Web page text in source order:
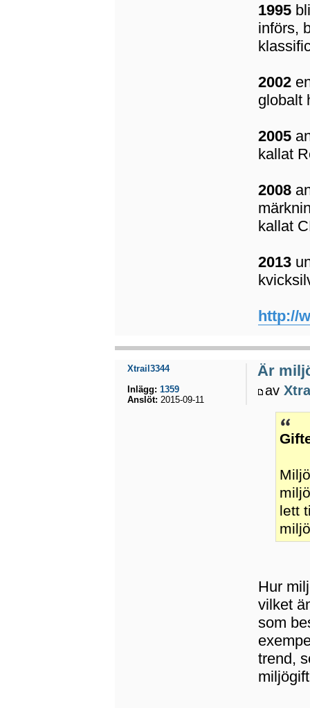
1995
införs,
2002
globalt
2005
kallat
2008
kallat
2013
http://
Är
av
lett
Hur
vilket
som
trend,
Xtrail3344
Inlägg: 1359
Anslöt: 2015-09-11